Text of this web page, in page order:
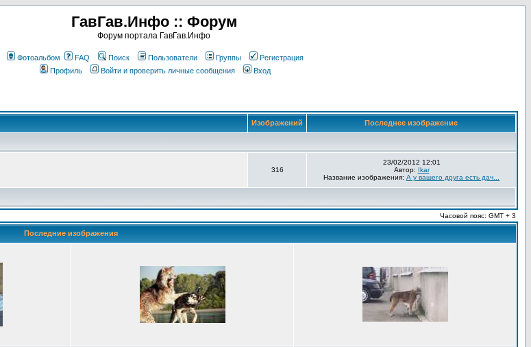
ГавГав.Инфо :: Форум
Форум портала ГавГав.Инфо
Фотоальбом FAQ Поиск Пользователи Группы
Регистрация
Профиль
Войти и проверить личные сообщения Вход
Изображений Последнее изображение
316
23/02/2012 12:01
Автор: Ikar
Название изображения: А у вашего друга есть дач...
Часовой пояс: GMT + 3
Последние изображения